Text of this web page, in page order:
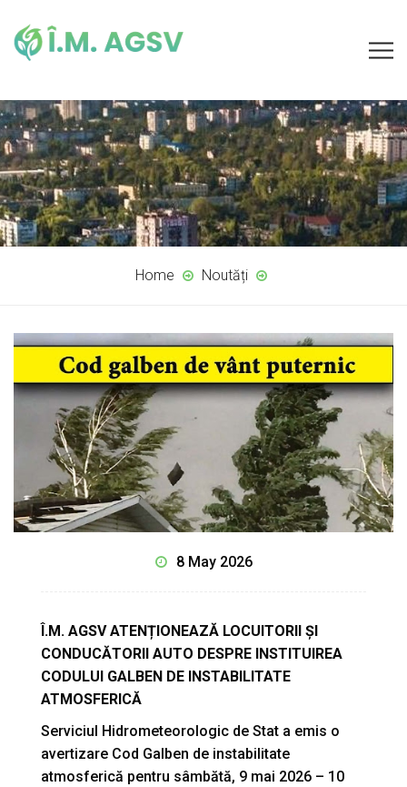
Home Noutăți
8 May 2026
Î.M. AGSV ATENȚIONEAZĂ LOCUITORII ȘI
CONDUCĂTORII AUTO DESPRE INSTITUIREA
CODULUI GALBEN DE INSTABILITATE
ATMOSFERICĂ
Serviciul Hidrometeorologic de Stat a emis o
avertizare Cod Galben de instabilitate
atmosferică pentru sâmbătă, 9 mai 2026 – 10